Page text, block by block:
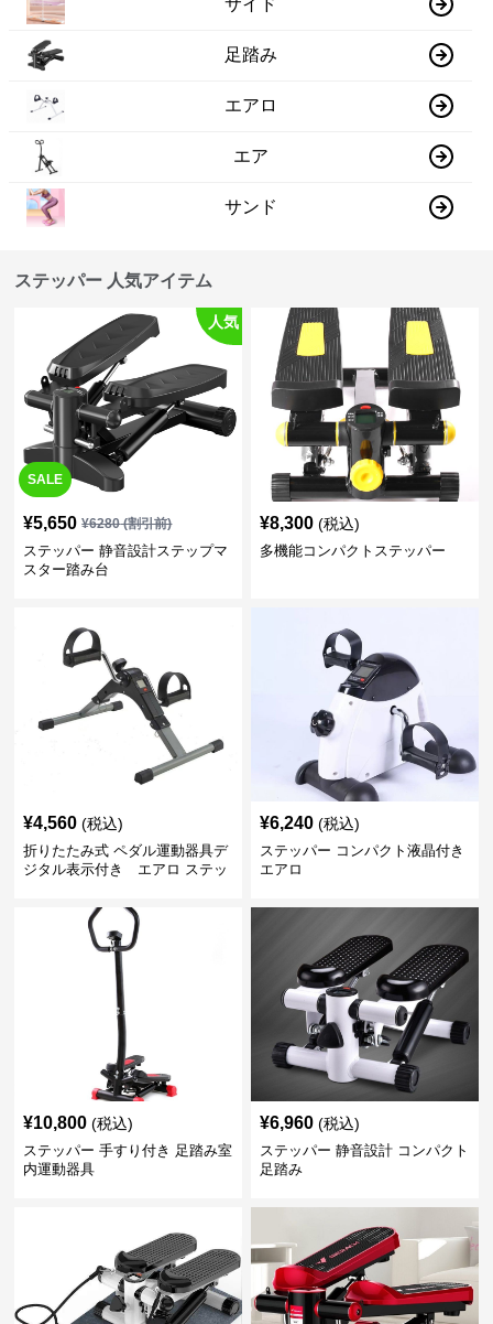
サイド
足踏み
エアロ
エア
サンド
ステッパー 人気アイテム
SALE
人気
¥5,650 ¥6280(割引前)
ステッパー 静音設計ステップマ
スター踏み台
¥8,300 (税込)
多機能コンパクトステッパー
¥4,560 (税込)
折りたたみ式 ペダル運動器具デ
ジタル表示付き エアロ ステッ
¥6,240 (税込)
ステッパー コンパクト液晶付き
エアロ
¥10,800 (税込)
ステッパー 手すり付き 足踏み室
内運動器具
¥6,960 (税込)
ステッパー 静音設計 コンパクト
足踏み